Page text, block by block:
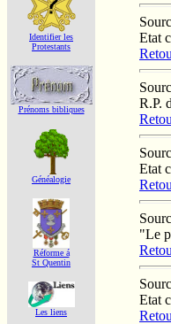
Identifier les
Protestants
Prénoms bibliques
Généalogie
Réforme á
St Quentin
Les liens
Etat
R.P.
Etat
"Le
Etat